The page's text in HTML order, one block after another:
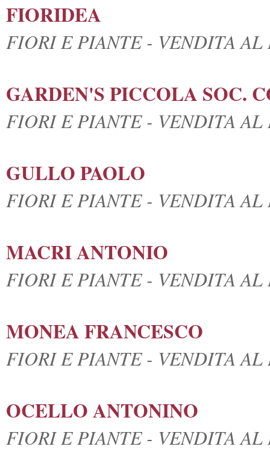
FIORIDEA
FIORI E PIANTE - VENDITA
GARDEN'S PICCOLA SOC.
FIORI E PIANTE - VENDITA
GULLO PAOLO
FIORI E PIANTE - VENDITA
MACRI ANTONIO
FIORI E PIANTE - VENDITA
MONEA FRANCESCO
FIORI E PIANTE - VENDITA
OCELLO ANTONINO
FIORI E PIANTE - VENDITA